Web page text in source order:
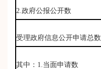
2.政府公报公开数
受理政府信息公开申请总数
其中：1.当面申请数